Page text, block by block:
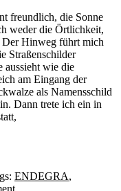
freundlich, die Sonne
weder die Örtlichkeit,
Der Hinweg führt mich
Straßenschilder
aussieht wie die
am Eingang der
als Namensschild
Dann trete ich ein in
ENDEGRA,